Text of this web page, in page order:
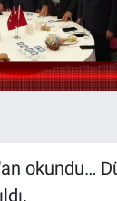
okundu…